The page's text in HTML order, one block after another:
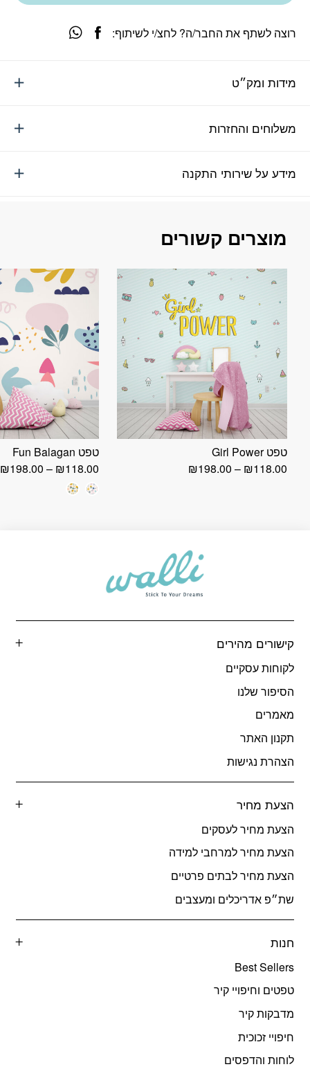
מידות ומק״ט
משלוחים והחזרות
מידע על שירותי התקנה
רוצה לשתף את החבר/ה? לחצ/י לשיתוף:
מוצרים קשורים
טפט Girl Power
₪118.00
–
₪198.00
טפט Fun Balagan
₪118.00
–
₪198.00
קישורים מהירים
לקוחות עסקיים
הסיפור שלנו
מאמרים
תקנון האתר
הצהרת נגישות
הצעת מחיר
הצעת מחיר לעסקים
הצעת מחיר למרחבי למידה
הצעת מחיר לבתים פרטיים
שת״פ אדריכלים ומעצבים
חנות
Best Sellers
טפטים וחיפויי קיר
מדבקות קיר
חיפויי זכוכית
לוחות והדפסים